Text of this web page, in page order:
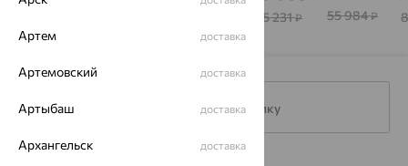
85 231₽ 55 984₽
Подписаться на рассылку
Артем доставка
Артемовский доставка
Артыбаш доставка
Архангельск доставка